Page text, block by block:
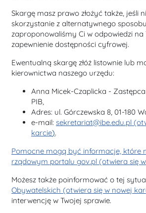
Skargę masz prawo złożyć także, jeśli
skorzystanie z alternatywnego
zaproponowaliśmy Ci w odpowiedzi na
zapewnienie dostępności cyfrowej.
Ewentualną skargę złóż listownie lub
kierownictwa naszego urzędu:
Anna Micek-Czaplicka -
PIB,
Adres: ul. Górczewska 8, 01-180
e-mail:sekretariat@ibe.edu.pl
karcie).
Pomocne mogą być informacje, które
rządowym portalu gov.pl (otwiera się
Możesz także poinformować o tej
Obywatelskich (otwiera się w nowej
interwencję w Twojej sprawie.